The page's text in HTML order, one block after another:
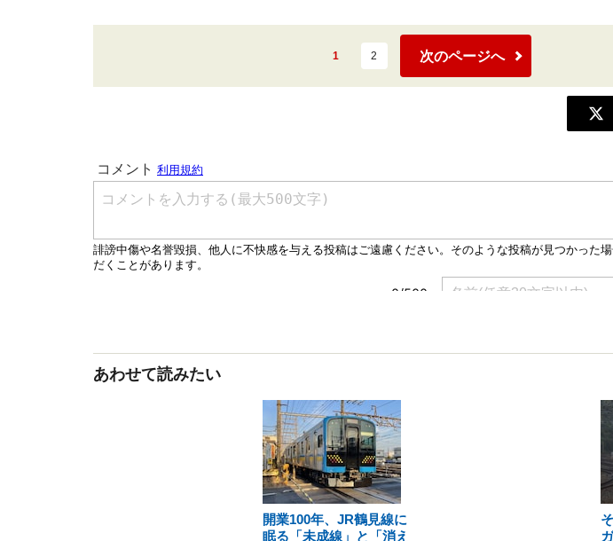
1 2 次のページへ
あわせて読みたい
開業100年、JR鶴見線に
眠る「未成線」と「消え